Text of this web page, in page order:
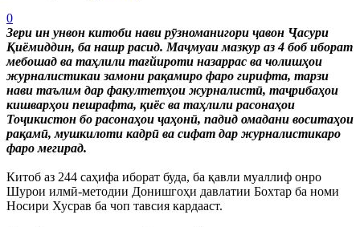
0
Зери ин унвон китоби нави рӯзноманигори ҷавон Ҷасури
Қиёмиддин, ба нашр расид. Маҷмуаи мазкур аз 4 боб иборат
мебошад ва таҳлили тағйироти назаррас ва чолишҳои
журналистикаи замони рақамиро фаро гирифта, тарзи
нави таълим дар факултетҳои журналистӣ, таҷрибаҳои
кишварҳои пешрафта, қиёс ва таҳлили расонаҳои
Тоҷикистон бо расонаҳои ҷаҳонӣ, падид омадани воситаҳои
рақамӣ, мушкилоти кадрӣ ва сифат дар журналистикаро
фаро мегирад.
Китоб аз 244 саҳифа иборат буда, ба қавли муаллиф онро
Шурои илмӣ-методии Донишгоҳи давлатии Бохтар ба номи
Носири Хусрав ба чоп тавсия кардааст.